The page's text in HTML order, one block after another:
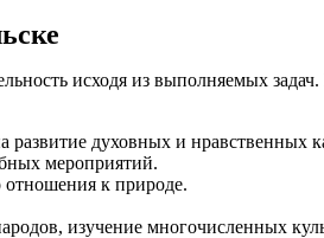
исходя из выполняемых
духовных и нравственных
мероприятий.
отношения к природе.
изучение многочисленных